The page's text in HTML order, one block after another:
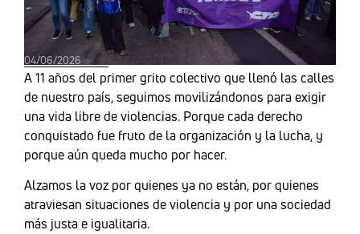
04/06/2026
A 11 años del primer grito colectivo que llenó las calles
de nuestro país, seguimos movilizándonos para exigir
una vida libre de violencias. Porque cada derecho
conquistado fue fruto de la organización y la lucha, y
porque aún queda mucho por hacer.
Alzamos la voz por quienes ya no están, por quienes
atraviesan situaciones de violencia y por una sociedad
más justa e igualitaria.